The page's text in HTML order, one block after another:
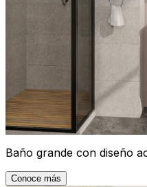
Baño grande con diseño
Conoce más